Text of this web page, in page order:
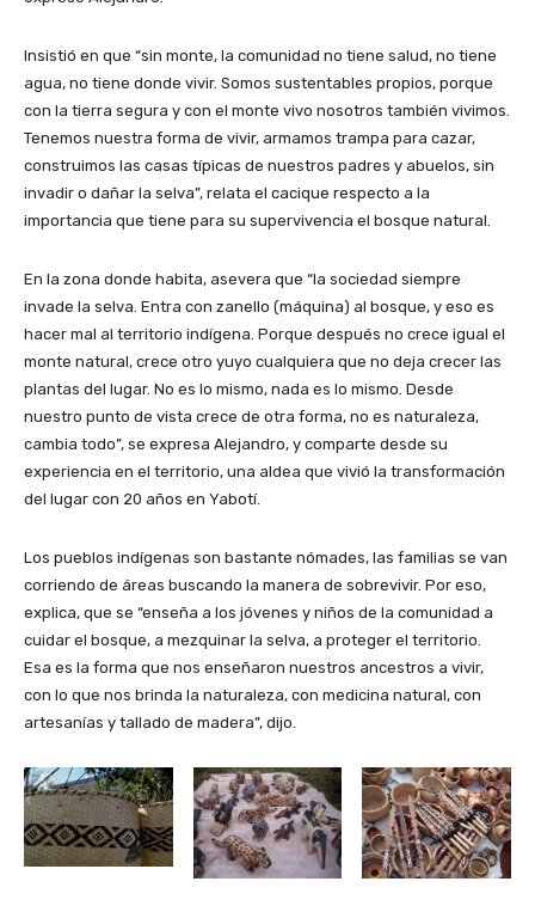
Insistió en que “sin monte, la comunidad no tiene salud, no tiene
agua, no tiene donde vivir. Somos sustentables propios, porque
con la tierra segura y con el monte vivo nosotros también vivimos.
Tenemos nuestra forma de vivir, armamos trampa para cazar,
construimos las casas típicas de nuestros padres y abuelos, sin
invadir o dañar la selva”, relata el cacique respecto a la
importancia que tiene para su supervivencia el bosque natural.
En la zona donde habita, asevera que “la sociedad siempre
invade la selva. Entra con zanello (máquina) al bosque, y eso es
hacer mal al territorio indígena. Porque después no crece igual el
monte natural, crece otro yuyo cualquiera que no deja crecer las
plantas del lugar. No es lo mismo, nada es lo mismo. Desde
nuestro punto de vista crece de otra forma, no es naturaleza,
cambia todo”, se expresa Alejandro, y comparte desde su
experiencia en el territorio, una aldea que vivió la transformación
del lugar con 20 años en Yabotí.
Los pueblos indígenas son bastante nómades, las familias se van
corriendo de áreas buscando la manera de sobrevivir. Por eso,
explica, que se “enseña a los jóvenes y niños de la comunidad a
cuidar el bosque, a mezquinar la selva, a proteger el territorio.
Esa es la forma que nos enseñaron nuestros ancestros a vivir,
con lo que nos brinda la naturaleza, con medicina natural, con
artesanías y tallado de madera”, dijo.